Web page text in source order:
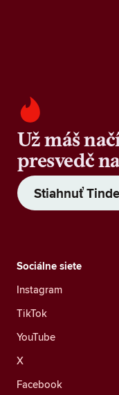
Už máš
presvedč
Stiahnuť
Sociálne siete
Instagram
TikTok
YouTube
X
Facebook